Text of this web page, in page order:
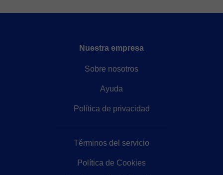
Nuestra empresa
Sobre nosotros
Ayuda
Política de privacidad
Términos del servicio
Política de Cookies